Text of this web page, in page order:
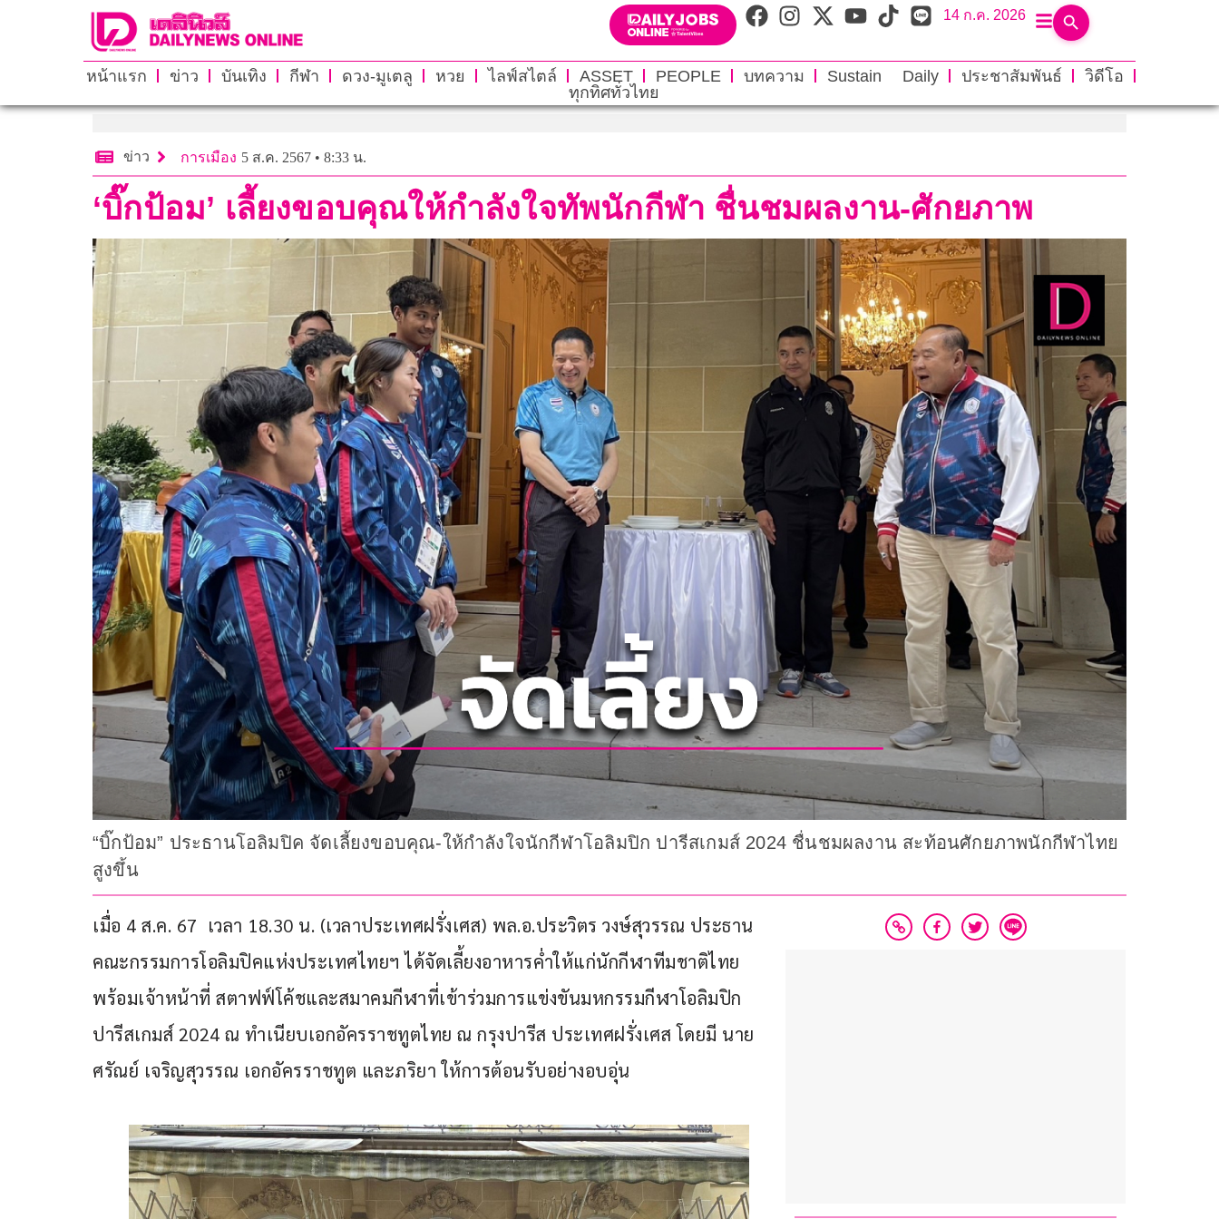
14 ก.ค. 2026
หน้าแรก ข่าว บันเทิง กีฬา ดวง-มูเตลู หวย ไลฟ์สไตล์ ASSET PEOPLE บทความ Sustain Daily ประชาสัมพันธ์
วิดีโอ
ทุกทิศทั่วไทย
ข่าว การเมือง 5 ส.ค. 2567 • 8:33 น.
‘บิ๊กป้อม’ เลี้ยงขอบคุณให้กำลังใจทัพนักกีฬา ชื่นชมผลงาน-ศักยภาพ
“บิ๊กป้อม” ประธานโอลิมปิค จัดเลี้ยงขอบคุณ-ให้กำลังใจนักกีฬาโอลิมปิก ปารีสเกมส์ 2024 ชื่นชมผลงาน สะท้อนศักยภาพนักกีฬาไทย
สูงขึ้น
เมื่อ 4 ส.ค. 67  เวลา 18.30 น. (เวลาประเทศฝรั่งเศส) พล.อ.ประวิตร วงษ์สุวรรณ ประธาน
คณะกรรมการโอลิมปิคแห่งประเทศไทยฯ ได้จัดเลี้ยงอาหารค่ำให้แก่นักกีฬาทีมชาติไทย
พร้อมเจ้าหน้าที่ สตาฟฟ์โค้ชและสมาคมกีฬาที่เข้าร่วมการแข่งขันมหกรรมกีฬาโอลิมปิก
ปารีสเกมส์ 2024 ณ ทำเนียบเอกอัครราชทูตไทย ณ กรุงปารีส ประเทศฝรั่งเศส โดยมี นาย
ศรัณย์ เจริญสุวรรณ เอกอัครราชทูต และภริยา ให้การต้อนรับอย่างอบอุ่น